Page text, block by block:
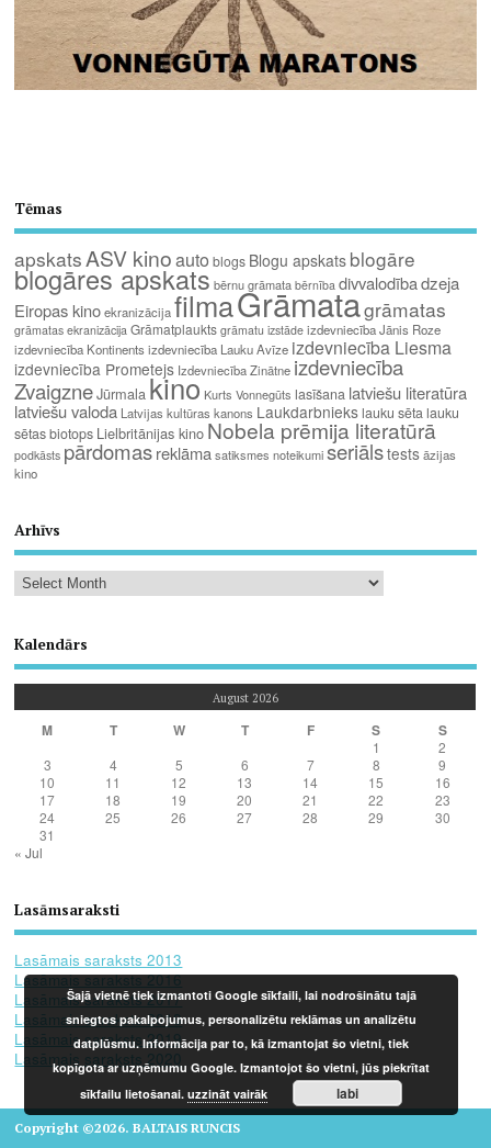
Tēmas
apskats ASV kinoauto blogs Blogu apskats blogāre
blogāres apskats bērnu grāmata bērnība divvalodībadzeja
Eiropas kino ekranizācija filmaGrāmatagrāmatas
grāmatas ekranizācija Grāmatplaukts grāmatu izstāde izdevniecība Jānis Roze
izdevniecība Kontinents izdevniecība Lauku Avīze izdevniecība Liesma
izdevniecība Prometejs Izdevniecība Zinātne izdevniecība
ZvaigzneJūrmala kino Kurts Vonnegūts lasīšana latviešu literatūra
latviešu valoda Latvijas kultūras kanons Laukdarbniekslauku sētalauku
sētas biotops Lielbritānijas kino Nobela prēmija literatūrā
podkāsts pārdomasreklāma satiksmes noteikumi seriālstests āzijas
kino
Arhīvs
Kalendārs
August 2026
M T W T F S S
1
2
3
4 5 6 7 8
9
10
11 12 13 14 15
16
17
18 19 20 21 22
23
24
25 26 27 28 29
30
31
« Jul
Lasāmsaraksti
Lasāmais saraksts 2013
Lasāmais saraksts 2016
Lasāmais saraksts 2017
Lasāmais saraksts 2018
Lasāmais saraksts 2019
Lasāmais saraksts 2020
Copyright ©2026. BALTAIS RUNCIS
Šajā vietnē tiek izmantoti Google sīkfaili, lai nodrošinātu tajā
sniegtos pakalpojumus, personalizētu reklāmas un analizētu
datplūsmu. Informācija par to, kā izmantojat šo vietni, tiek
kopīgota ar uzņēmumu Google. Izmantojot šo vietni, jūs piekrītat
sīkfailu lietošanai.uzzināt vairāk labi